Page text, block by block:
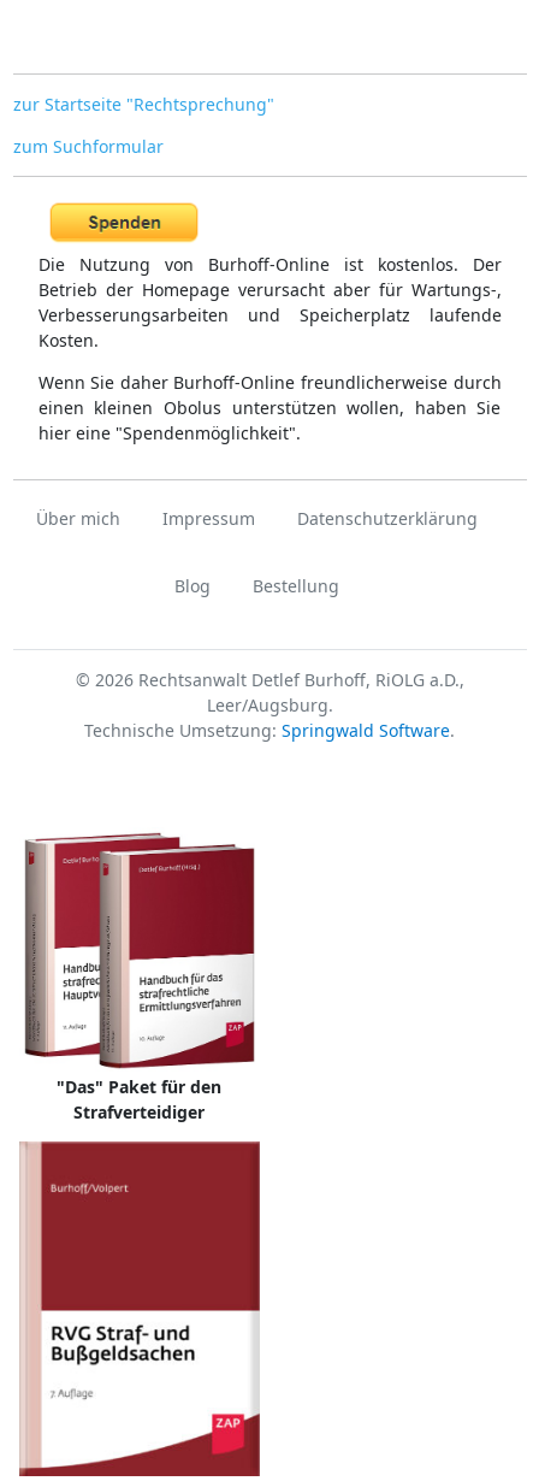
zur Startseite "Rechtsprechung"
zum Suchformular
Die Nutzung von Burhoff-Online ist kostenlos. Der
Betrieb der Homepage verursacht aber für Wartungs-,
Verbesserungsarbeiten und Speicherplatz laufende
Kosten.
Wenn Sie daher Burhoff-Online freundlicherweise durch
einen kleinen Obolus unterstützen wollen, haben Sie
hier eine "Spendenmöglichkeit".
Über mich Impressum Datenschutzerklärung
Blog Bestellung
© 2026 Rechtsanwalt Detlef Burhoff, RiOLG a.D.,
Leer/Augsburg.
Technische Umsetzung: Springwald Software.
"Das" Paket für den
Strafverteidiger